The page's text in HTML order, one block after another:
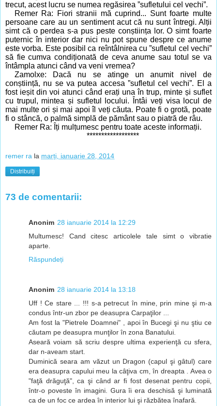
trecut, acest lucru se numea regăsirea ”sufletului cel vechi”.
Remer Ra: Fiori stranii mă cuprind... Sunt foarte multe
persoane care au un sentiment acut că nu sunt întregi. Alții
simt că o perdea s-a pus peste conștiința lor. O simt foarte
puternic în interior dar nici nu pot spune despre ce anume
este vorba. Este posibil ca reîntâlnirea cu ”sufletul cel vechi”
să fie cumva condiționată de ceva anume sau totul se va
întâmpla atunci când va veni vremea?
Zamolxe: Dacă nu se atinge un anumit nivel de
conștiință, nu se va putea accesa ”sufletul cel vechi”. El a
fost ieșit din voi atunci când erați una în trup, minte și suflet
cu trupul, mintea și sufletul locului. Întâi veți visa locul de
mai multe ori și mai apoi îl veți căuta. Poate fi o grotă, poate
fi o stâncă, o palmă simplă de pământ sau o piatră de râu.
Remer Ra: Îți mulțumesc pentru toate aceste informații.
******************
remer ra la marți, ianuarie 28, 2014
Distribuiți
73 de comentarii:
Anonim 28 ianuarie 2014 la 12:29
Multumesc! Cand citesc articolele tale simt o vibratie
aparte.
Răspundeți
Anonim 28 ianuarie 2014 la 13:18
Uff ! Ce stare ... !!! s-a petrecut în mine, prin mine şi m-a
condus într-un zbor pe deasupra Carpaţilor ...
Am fost la "Pietrele Doamnei" , apoi în Bucegi şi nu ştiu ce
căutam pe deasupra munţilor în zona Banatului.
Aseară voiam să scriu despre ultima experienţă cu sfera,
dar n-aveam start.
Duminică seara am văzut un Dragon (capul şi gâtul) care
era deasupra capului meu la câţiva cm, în dreapta . Avea o
"faţă drăguţă", ca şi când ar fi fost desenat pentru copii,
într-o poveste în imagini. Gura îi era deschisă şi luminată
ca de un foc ce ardea în interior lui şi răzbătea înafară.